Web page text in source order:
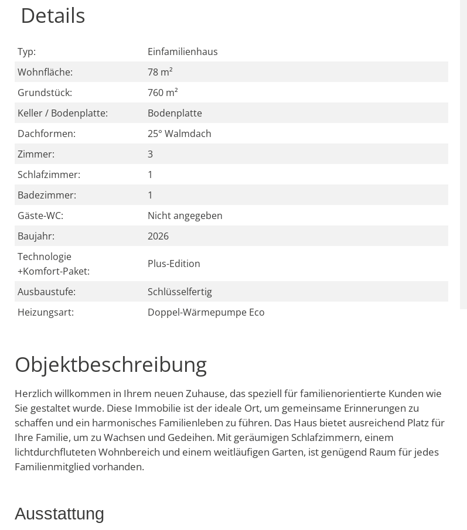
Details
Typ:
Einfamilienhaus
Wohnfläche:
78 m²
Grundstück:
760 m²
Keller / Bodenplatte:
Bodenplatte
Dachformen:
25° Walmdach
Zimmer:
3
Schlafzimmer:
1
Badezimmer:
1
Gäste-WC:
Nicht angegeben
Baujahr:
2026
Technologie
+Komfort-Paket:
Plus-Edition
Ausbaustufe:
Schlüsselfertig
Heizungsart:
Doppel-Wärmepumpe Eco
Objektbeschreibung
Herzlich willkommen in Ihrem neuen Zuhause, das speziell für familienorientierte Kunden wie
Sie gestaltet wurde. Diese Immobilie ist der ideale Ort, um gemeinsame Erinnerungen zu
schaffen und ein harmonisches Familienleben zu führen. Das Haus bietet ausreichend Platz für
Ihre Familie, um zu Wachsen und Gedeihen. Mit geräumigen Schlafzimmern, einem
lichtdurchfluteten Wohnbereich und einem weitläufigen Garten, ist genügend Raum für jedes
Familienmitglied vorhanden.
Ausstattung